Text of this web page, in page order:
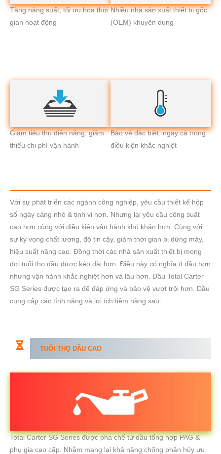
Tăng năng suất, tối ưu hóa thời
gian hoạt động
Nhiều nhà sản xuất thiết bị gốc
(OEM) khuyên dùng
Giảm tiêu thụ điện năng, giảm
thiểu chi phí vận hành
Bảo vệ đặc biệt, ngay cả trong
điều kiện khắc nghiệt
Với sự phát triển các ngành công nghiệp, yêu cầu thiết kế hộp
số ngày càng nhỏ & tinh vi hơn. Nhưng lại yêu cầu công suất
cao hơn cùng với điều kiện vận hành khó khăn hơn. Cùng với
sự kỳ vọng chất lượng, độ tin cậy, giảm thời gian bị dừng máy,
hiệu suất nâng cao. Đồng thời các nhà sản xuất thiết bị mong
đợi tuổi thọ dầu được kéo dài hơn. Điều này có nghĩa ít dầu hơn
nhưng vận hành khắc nghiệt hơn và lâu hơn. Dầu Total Carter
SG Series được tạo ra để đáp ứng và bảo vệ vượt trội hơn. Dầu
cung cấp các tính năng và lợi ích tiềm năng sau:
TUỔI THỌ DẦU CAO
Total Carter SG Series được pha chế từ dầu tổng hợp PAG &
phụ gia cao cấp. Nhằm mang lại khả năng chống phân hủy ưu